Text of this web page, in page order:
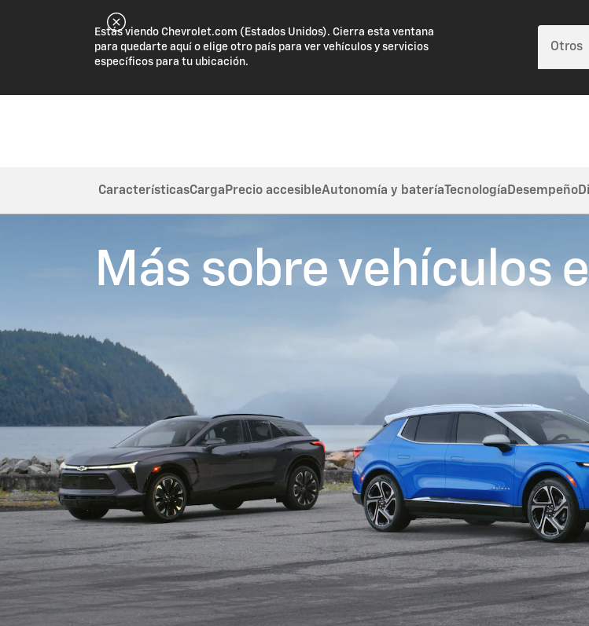
Estás viendo Chevrolet.com (Estados Unidos). Cierra esta ventana
para quedarte aquí o elige otro país para ver vehículos y servicios
específicos para tu ubicación.
CaracterísticasCarga Precio accesibleAutonomía y bateríaTecnología Desempeño
Más sobre vehículos